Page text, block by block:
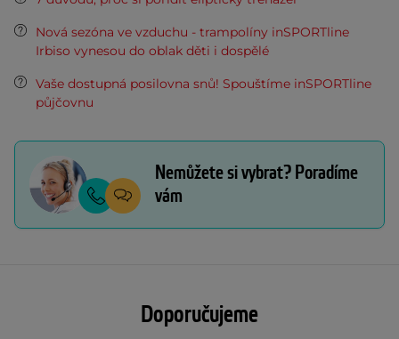
Nová sezóna ve vzduchu - trampolíny inSPORTline
Irbiso vynesou do oblak děti i dospělé
Vaše dostupná posilovna snů! Spouštíme inSPORTline
půjčovnu
Nemůžete si vybrat? Poradíme
vám
Doporučujeme